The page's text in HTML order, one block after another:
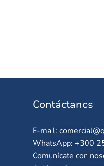
Contáctanos
E-mail:
WhatsApp: +300
Comunícate con